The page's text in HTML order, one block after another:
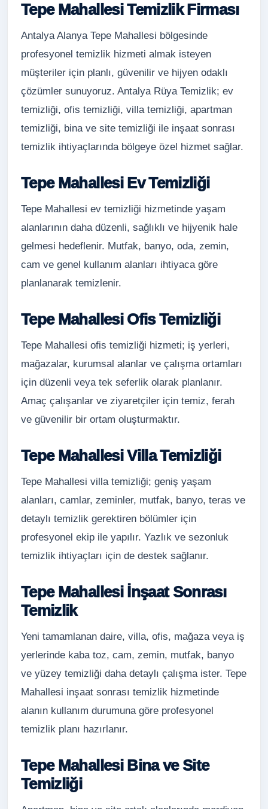
Tepe Mahallesi Temizlik Firması
Antalya Alanya Tepe Mahallesi bölgesinde
profesyonel temizlik hizmeti almak isteyen
müşteriler için planlı, güvenilir ve hijyen odaklı
çözümler sunuyoruz. Antalya Rüya Temizlik; ev
temizliği, ofis temizliği, villa temizliği, apartman
temizliği, bina ve site temizliği ile inşaat sonrası
temizlik ihtiyaçlarında bölgeye özel hizmet sağlar.
Tepe Mahallesi Ev Temizliği
Tepe Mahallesi ev temizliği hizmetinde yaşam
alanlarının daha düzenli, sağlıklı ve hijyenik hale
gelmesi hedeflenir. Mutfak, banyo, oda, zemin,
cam ve genel kullanım alanları ihtiyaca göre
planlanarak temizlenir.
Tepe Mahallesi Ofis Temizliği
Tepe Mahallesi ofis temizliği hizmeti; iş yerleri,
mağazalar, kurumsal alanlar ve çalışma ortamları
için düzenli veya tek seferlik olarak planlanır.
Amaç çalışanlar ve ziyaretçiler için temiz, ferah
ve güvenilir bir ortam oluşturmaktır.
Tepe Mahallesi Villa Temizliği
Tepe Mahallesi villa temizliği; geniş yaşam
alanları, camlar, zeminler, mutfak, banyo, teras ve
detaylı temizlik gerektiren bölümler için
profesyonel ekip ile yapılır. Yazlık ve sezonluk
temizlik ihtiyaçları için de destek sağlanır.
Tepe Mahallesi İnşaat Sonrası
Temizlik
Yeni tamamlanan daire, villa, ofis, mağaza veya iş
yerlerinde kaba toz, cam, zemin, mutfak, banyo
ve yüzey temizliği daha detaylı çalışma ister. Tepe
Mahallesi inşaat sonrası temizlik hizmetinde
alanın kullanım durumuna göre profesyonel
temizlik planı hazırlanır.
Tepe Mahallesi Bina ve Site
Temizliği